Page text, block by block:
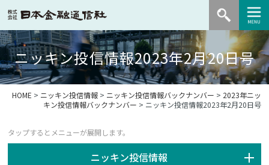
ニッキン投信情報2023年2月20日号
HOME > ニッキン投信情報> ニッキン投信情報バックナンバー > 2023年ニッ
キン投信情報バックナンバー > ニッキン投信情報2023年2月20日号
ニッキン投信情報